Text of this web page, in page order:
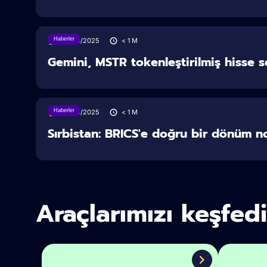
Haberler
28/06/2025 < 1 M
Gemini, MSTR tokenleştirilmiş hisse
Haberler
28/06/2025 < 1 M
Sırbistan: BRICS'e doğru bir dönüm
Araçlarımızı